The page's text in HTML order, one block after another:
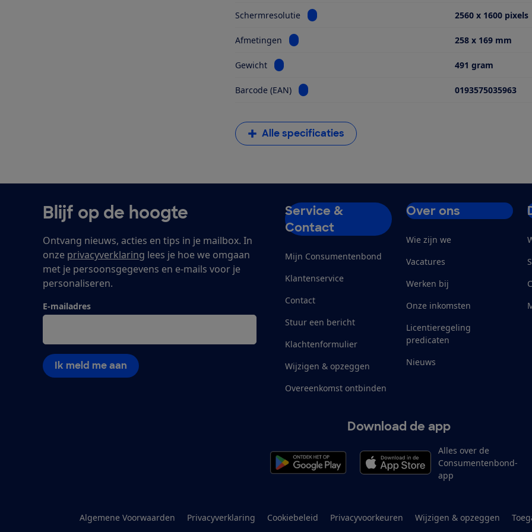
Schermresolutie Bekijk informatie voor Schermresolutie2560 x 1600 pixels
Afmetingen Bekijk informatie voor Afmetingen 258 x 169 mm
Gewicht Bekijk informatie voor Gewicht 491 gram
Barcode (EAN) Bekijk informatie voor Barcode (EAN) 0193575035963
Alle specificaties
Blijf op de hoogte
Ontvang nieuws, acties en tips in je mailbox. In
onze privacyverklaring lees je hoe we omgaan
met je persoonsgegevens en e-mails voor je
personaliseren.
E-mailadres
Ik meld me aan
Service &
Contact
Mijn Consumentenbond
Klantenservice
Contact
Stuur een bericht
Klachtenformulier
Wijzigen & opzeggen
Overeenkomst ontbinden
Over ons
Wie zijn we
Vacatures
Werken bij
Onze inkomsten
Licentieregeling
predicaten
Nieuws
Download de app
Alles over de
Consumentenbond-
app
Algemene Voorwaarden Privacyverklaring Cookiebeleid Privacyvoorkeuren Wijzigen & opzeggen